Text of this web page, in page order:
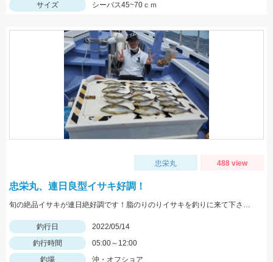
サイズ
シーバス45~70ｃｍ
忠栄丸 488 view
忠栄丸、連日良型イサキ好調！
旬の絶品イサキが連日絶好調です！脂のりのりイサキを釣りに来て下さいね。チャンスですよ
釣行日
2022/05/14
釣行時間
05:00～12:00
釣場
沖・オフショア